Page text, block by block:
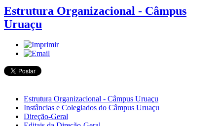
Estrutura Organizacional - Câmpus
Uruaçu
Estrutura Organizacional - Câmpus Uruaçu
Instâncias e Colegiados do Câmpus Uruaçu
Direção-Geral